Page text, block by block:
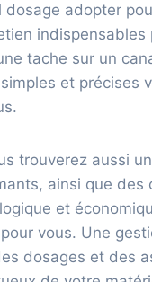
adopter
indispensables
tache sur un
et précises
trouverez aussi
ainsi que
et
vous. Une
dosages et des